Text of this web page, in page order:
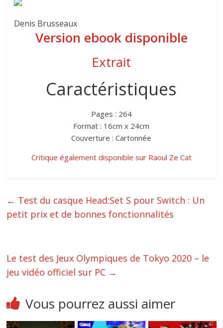
Denis Brusseaux
Version ebook disponible
Extrait
Caractéristiques
Pages : 264
Format : 16cm x 24cm
Couverture : Cartonnée
Critique également disponible sur Raoul Ze Cat
← Test du casque Head:Set S pour Switch : Un
petit prix et de bonnes fonctionnalités
Le test des Jeux Olympiques de Tokyo 2020 – le
jeu vidéo officiel sur PC →
Vous pourrez aussi aimer